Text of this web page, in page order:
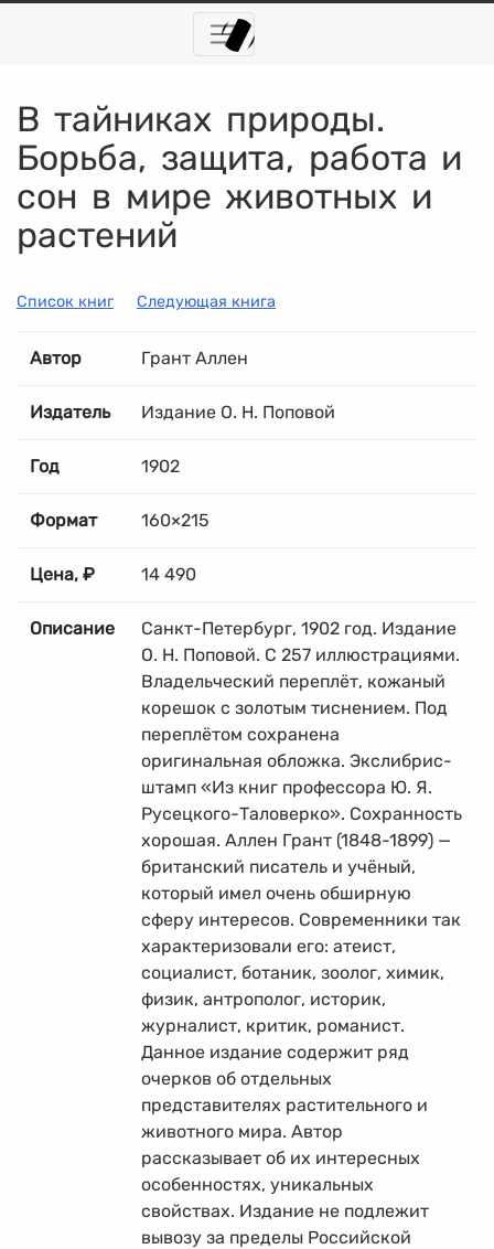
В тайниках природы.
Борьба, защита, работа и
сон в мире животных и
растений
Список книг Следующая книга
Автор Грант Аллен
Издатель Издание О. Н. Поповой
Год 1902
Формат 160×215
Цена, ₽ 14 490
Описание
Санкт-Петербург, 1902 год. Издание
О. Н. Поповой. С 257 иллюстрациями.
Владельческий переплёт, кожаный
корешок с золотым тиснением. Под
переплётом сохранена
оригинальная обложка. Экслибрис-
штамп «Из книг профессора Ю. Я.
Русецкого-Таловерко». Сохранность
хорошая. Аллен Грант (1848-1899) —
британский писатель и учёный,
который имел очень обширную
сферу интересов. Современники так
характеризовали его: атеист,
социалист, ботаник, зоолог, химик,
физик, антрополог, историк,
журналист, критик, романист.
Данное издание содержит ряд
очерков об отдельных
представителях растительного и
животного мира. Автор
рассказывает об их интересных
особенностях, уникальных
свойствах. Издание не подлежит
вывозу за пределы Российской